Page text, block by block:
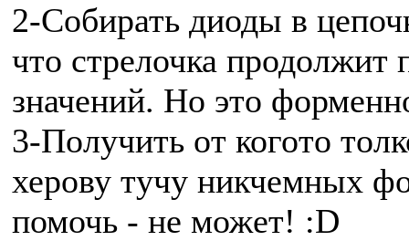
2-Собирать диоды в
что стрелочка
значений. Но это
3-Получить от когото
херову тучу никчемных
помочь - не может! :D